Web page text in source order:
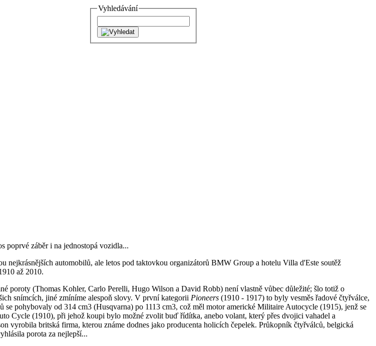
Vyhledávání
poprvé záběr i na jednostopá vozidla...
automobilů, ale letos pod taktovkou organizátorů BMW Group a hotelu Villa d'Este soutěž
až 2010.
poroty (Thomas Kohler, Carlo Perelli, Hugo Wilson a David Robb) není vlastně vůbec důležité; šlo totiž o
snímcích, jiné zmíníme alespoň slovy. V první kategorii Pioneers (1910 - 1917) to byly vesměs řadové čtyřválce,
pohybovaly od 314 cm3 (Husqvarna) po 1113 cm3, což měl motor americké Militaire Autocycle (1915), jenž se
Cycle (1910), při jehož koupi bylo možné zvolit buď řídítka, anebo volant, který přes dvojici vahadel a
vyrobila britská firma, kterou známe dodnes jako producenta holicích čepelek. Průkopník čtyřválců, belgická
porota za nejlepší...